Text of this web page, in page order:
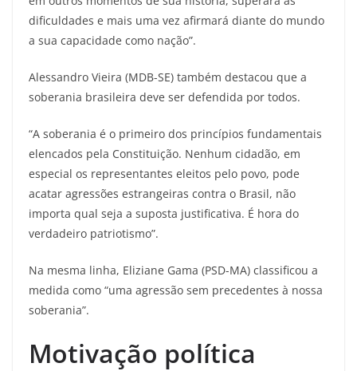
dificuldades e mais uma vez afirmará diante do mundo
a sua capacidade como nação”.
Alessandro Vieira (MDB-SE) também destacou que a
soberania brasileira deve ser defendida por todos.
“A soberania é o primeiro dos princípios fundamentais
elencados pela Constituição. Nenhum cidadão, em
especial os representantes eleitos pelo povo, pode
acatar agressões estrangeiras contra o Brasil, não
importa qual seja a suposta justificativa. É hora do
verdadeiro patriotismo”.
Na mesma linha, Eliziane Gama (PSD-MA) classificou a
medida como “uma agressão sem precedentes à nossa
soberania”.
Motivação política